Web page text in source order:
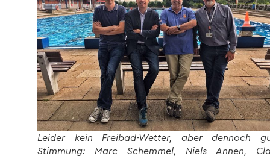
Leider kein Freibad-Wetter, aber dennoch
Stimmung: Marc Schemmel, Niels Annen,